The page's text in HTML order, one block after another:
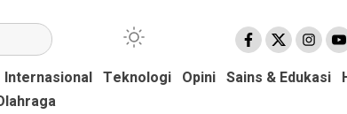
Internasional Teknologi Opini Sains & Edukasi
Internasional Teknologi Opini Sains & Edukasi